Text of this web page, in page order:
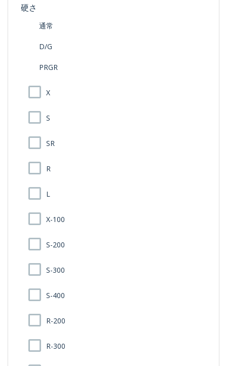
硬さ
通常
D/G
PRGR
X
S
SR
R
L
X-100
S-200
S-300
S-400
R-200
R-300